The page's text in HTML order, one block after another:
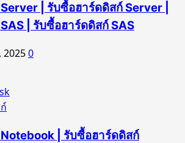
| รับซื้อฮาร์ดดิสก์ Server |
| รับซื้อฮาร์ดดิสก์ SAS
20250
| รับซื้อฮาร์ดดิสก์